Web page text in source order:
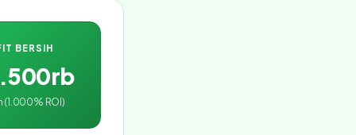
BERSIH
(1.000% ROI)